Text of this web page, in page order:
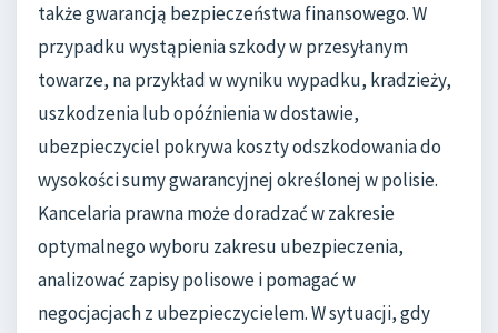
także gwarancją bezpieczeństwa finansowego. W
przypadku wystąpienia szkody w przesyłanym
towarze, na przykład w wyniku wypadku, kradzieży,
uszkodzenia lub opóźnienia w dostawie,
ubezpieczyciel pokrywa koszty odszkodowania do
wysokości sumy gwarancyjnej określonej w polisie.
Kancelaria prawna może doradzać w zakresie
optymalnego wyboru zakresu ubezpieczenia,
analizować zapisy polisowe i pomagać w
negocjacjach z ubezpieczycielem. W sytuacji, gdy